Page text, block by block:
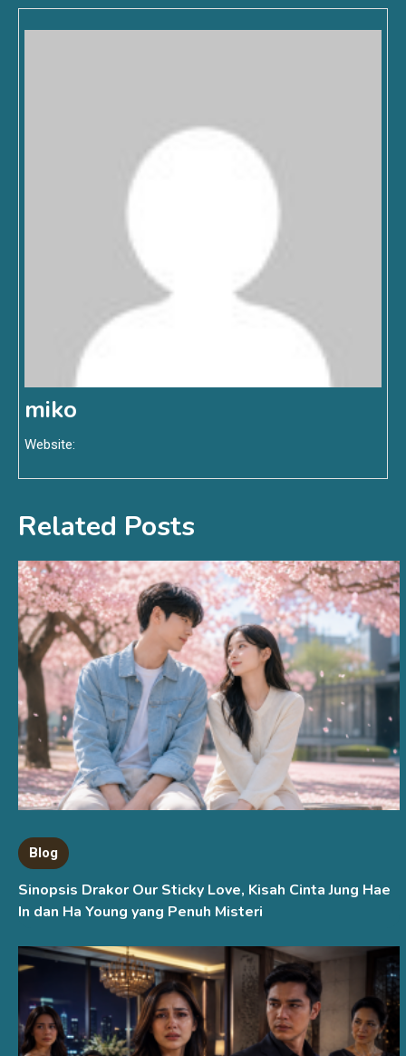
miko
Website:
Related Posts
Blog
Sinopsis Drakor Our Sticky Love, Kisah Cinta Jung Hae
In dan Ha Young yang Penuh Misteri